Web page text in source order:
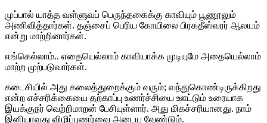
முப்பால் யாத்த வள்ளுவப் பெருந்தகைக்கு காவியும் பூணூலும்
அணிவித்தார்கள். தஞ்சைப் பெரிய கோயிலை பிரகதீஸ்வரர் ஆலயம்
என்று மாற்றினார்கள்.
எங்கெல்லாம்.. எதையெல்லாம் காவியாக்க முடியுமே அதையெல்லாம்
மாற்ற முற்படுவார்கள்.
கடைசியில் அது கலைத்துறைக்கும் வரும்; வந்துகொண்டிருக்கிறது
என்ற எச்சரிக்கையை தற்காப்பு உணர்ச்சியை ஊட்டும் உரையாக
இயக்குநர் வெற்றிமாறன் பேசியுள்ளார். அது மிகச்சரியானது. நாம்
இனியாவது விழிப்புணர்வை அடைய வேண்டும்.